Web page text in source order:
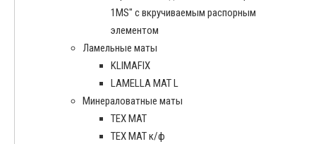
1MS" с вкручиваемым распорным
элементом
Ламельные маты
KLIMAFIX
LAMELLA MAT L
Минераловатные маты
ТЕХ МАТ
ТЕХ МАТ к/ф